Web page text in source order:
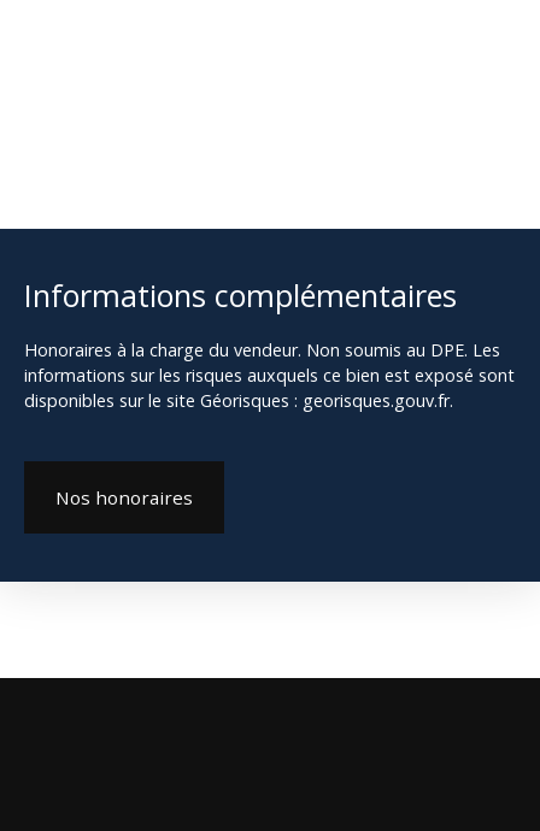
Informations complémentaires
Honoraires à la charge du vendeur. Non soumis au DPE. Les
informations sur les risques auxquels ce bien est exposé sont
disponibles sur le site Géorisques : georisques.gouv.fr.
Nos honoraires